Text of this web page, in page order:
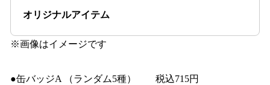
オリジナルアイテム
※画像はイメージです
●缶バッジA （ランダム5種） 税込715円